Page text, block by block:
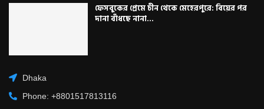
ফেসবুকের প্রেমে চীন থেকে মেহেরপুরে: বিয়ের পর
দানা বাঁধছে নানা...
Dhaka
Phone: +8801517813116